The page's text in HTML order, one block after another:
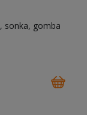
sonka gomba